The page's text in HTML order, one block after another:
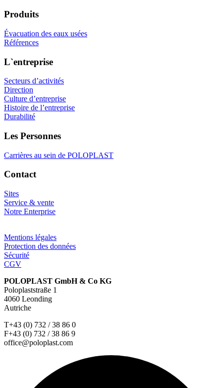
Produits
Évacuation des eaux usées
Références
L`entreprise
Secteurs d’activités
Direction
Culture d’entreprise
Histoire de l’entreprise
Durabilité
Les Personnes
Carrières au sein de POLOPLAST
Contact
Sites
Service & vente
Notre Enterprise
Mentions légales
Protection des données
Sécurité
CGV
POLOPLAST GmbH & Co KG
Poloplaststraße 1
4060 Leonding
Autriche
T+43 (0) 732 / 38 86 0
F+43 (0) 732 / 38 86 9
office@poloplast.com